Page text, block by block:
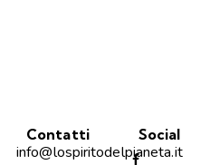
Contatti
info@lospiritodelpianeta.it
Social